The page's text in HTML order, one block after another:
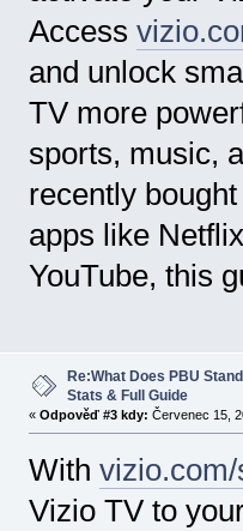
Access
and unlock
TV more
sports, music,
recently
apps like
YouTube, this
Re:What Does PBU
Stats & Full Guide
« Odpověď #3 kdy: Červenec 15,
With
Vizio TV to